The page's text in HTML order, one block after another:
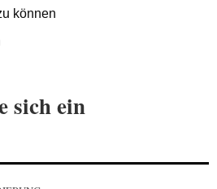
können
sich ein